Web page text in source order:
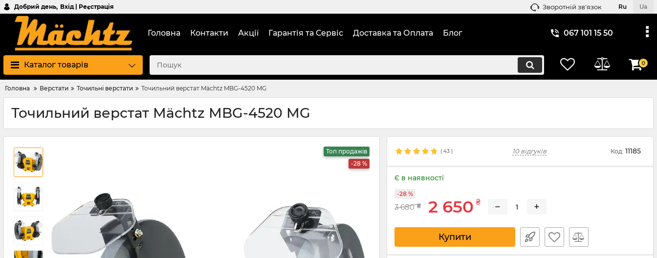
Добрий день, Вхід | Реєстрація Зворотній зв'язок Ru Ua
Головна Контакти Акції Гарантія та Сервіс Доставка та Оплата Блог 067 101 15 50
Каталог товарів 0
Головна Верстати Точильні верстати Точильний верстат Mächtz MBG-4520 MG
Точильний верстат Mächtz MBG-4520 MG
Топ продажів
-28 %
( 43 ) 10 відгуків Код: 11185
Є в наявності
3 680 ₴ 2 650 ₴
-28 %
− +
Купити